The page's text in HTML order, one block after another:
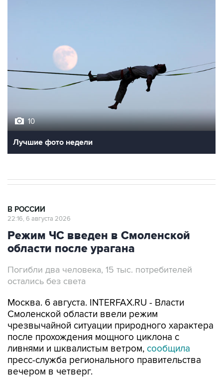
10
Лучшие фото недели
В РОССИИ
22:16, 6 августа 2026
Режим ЧС введен в Смоленской
области после урагана
Погибли два человека, 15 тыс. потребителей
остались без света
Москва. 6 августа. INTERFAX.RU - Власти
Смоленской области ввели режим
чрезвычайной ситуации природного характера
после прохождения мощного циклона с
ливнями и шквалистым ветром, сообщила
пресс-служба регионального правительства
вечером в четверг.